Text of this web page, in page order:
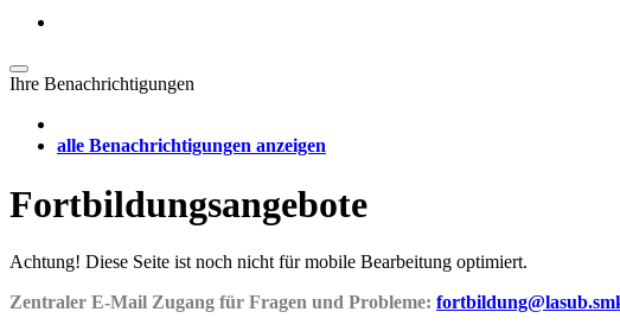
Ihre Benachrichtigungen
alle Benachrichtigungen anzeigen
Fortbildungsangebote
Achtung! Diese Seite ist noch nicht für mobile Bearbeitung optimiert.
Zentraler E-Mail Zugang für Fragen und Probleme: